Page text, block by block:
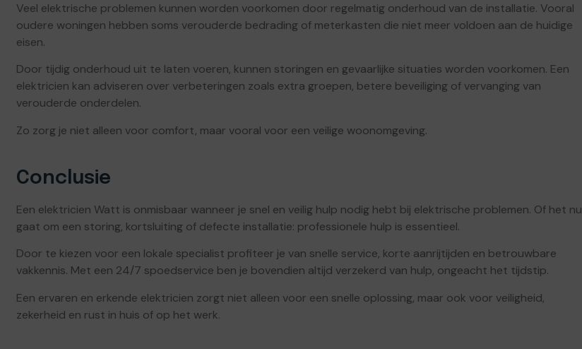
Veel elektrische problemen kunnen worden voorkomen door regelmatig onderhoud van de installatie. Vooral
oudere woningen hebben soms verouderde bedrading of meterkasten die niet meer voldoen aan de huidige
eisen.
Door tijdig onderhoud uit te laten voeren, kunnen storingen en gevaarlijke situaties worden voorkomen. Een
elektricien kan adviseren over verbeteringen zoals extra groepen, betere beveiliging of vervanging van
verouderde onderdelen.
Zo zorg je niet alleen voor comfort, maar vooral voor een veilige woonomgeving.
Conclusie
Een elektricien Watt is onmisbaar wanneer je snel en veilig hulp nodig hebt bij elektrische problemen. Of het nu
gaat om een storing, kortsluiting of defecte installatie: professionele hulp is essentieel.
Door te kiezen voor een lokale specialist profiteer je van snelle service, korte aanrijtijden en betrouwbare
vakkennis. Met een 24/7 spoedservice ben je bovendien altijd verzekerd van hulp, ongeacht het tijdstip.
Een ervaren en erkende elektricien zorgt niet alleen voor een snelle oplossing, maar ook voor veiligheid,
zekerheid en rust in huis of op het werk.